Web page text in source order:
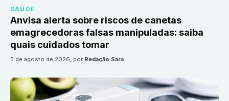
SAÚDE
Anvisa alerta sobre riscos de canetas
emagrecedoras falsas manipuladas: saiba
quais cuidados tomar
5 de agosto de 2026, por Redação Sara